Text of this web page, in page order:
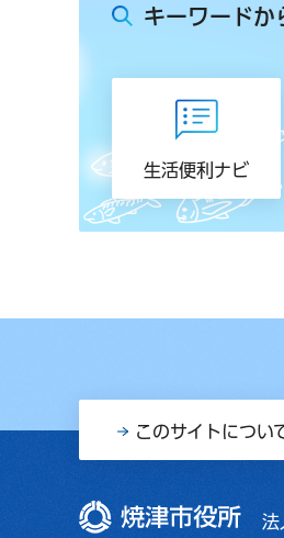
キーワードか
生活便利ナビ
このサイトについ
焼津市役所